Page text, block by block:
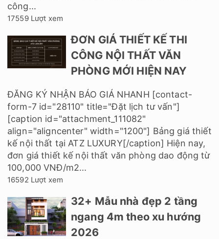
công...
17559 Lượt xem
ĐƠN GIÁ THIẾT KẾ THI
CÔNG NỘI THẤT VĂN
PHÒNG MỚI HIỆN NAY
ĐĂNG KÝ NHẬN BÁO GIÁ NHANH [contact-
form-7 id="28110" title="Đặt lịch tư vấn"]
[caption id="attachment_111082"
align="aligncenter" width="1200"] Bảng giá thiết
kế nội thất tại ATZ LUXURY[/caption] Hiện nay,
đơn giá thiết kế nội thất văn phòng dao động từ
100,000 VNĐ/m2...
16592 Lượt xem
32+ Mẫu nhà đẹp 2 tầng
ngang 4m theo xu hướng
2026